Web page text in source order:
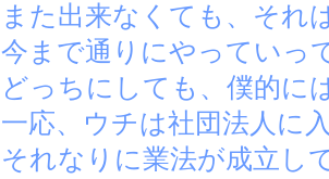
また出来なくても、それ
今まで通りにやっていっ
どっちにしても、僕的に
一応、ウチは社団法人に
それなりに業法が成立し